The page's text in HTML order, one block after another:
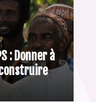
: Donner à